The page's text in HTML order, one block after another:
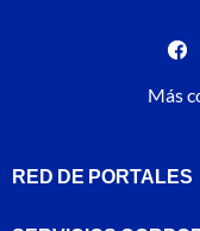
Más
RED DE PORTALES